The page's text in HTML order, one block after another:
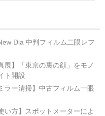
Dia 中判フィルム二眼レフ
展】「東京の裏の顔」をモノ
ト開設
ラー清掃】中古フィルム一眼
い方】スポットメーターによ